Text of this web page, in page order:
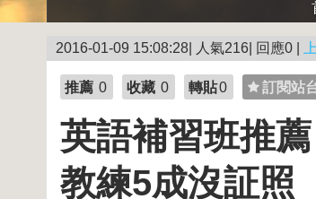
2016-01-09 15:08:28| 人氣216| 回應0 |
推薦 0 收藏 0 轉貼0 訂閱站
英語補習班推
教練5成沒証照